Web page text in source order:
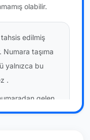
olabilir.
edilmiş
taşıma
yalnızca bu
.
gelen
bu bir site